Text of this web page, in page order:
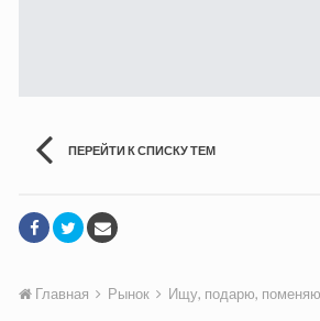
ПЕРЕЙТИ К СПИСКУ ТЕМ
Главная Рынок Ищу, подарю,